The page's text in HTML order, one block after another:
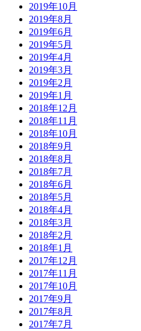
2019年10月
2019年8月
2019年6月
2019年5月
2019年4月
2019年3月
2019年2月
2019年1月
2018年12月
2018年11月
2018年10月
2018年9月
2018年8月
2018年7月
2018年6月
2018年5月
2018年4月
2018年3月
2018年2月
2018年1月
2017年12月
2017年11月
2017年10月
2017年9月
2017年8月
2017年7月